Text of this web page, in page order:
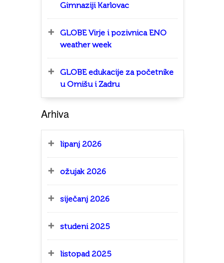
Gimnaziji Karlovac
GLOBE Virje i pozivnica ENO
weather week
GLOBE edukacije za početnike
u Omišu i Zadru
Arhiva
lipanj 2026
ožujak 2026
siječanj 2026
studeni 2025
listopad 2025